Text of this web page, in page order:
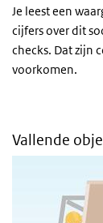
Je leest een
cijfers over dit
checks. Dat zijn
voorkomen.
Vallende